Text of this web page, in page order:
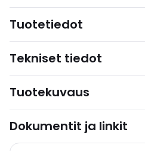
Tuotetiedot
Tekniset tiedot
Tuotekuvaus
Dokumentit ja linkit